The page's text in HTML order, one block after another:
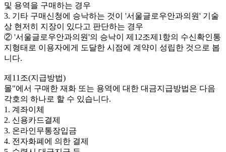
및 용역을 구매하는 경우
3. 기타 구매신청에 승낙하는 것이 '서울글로우안과의원' 기술
상 현저히 지장이 있다고 판단하는 경우
② '서울글로우안과의원'의 승낙이 제12조제1항의 수신확인통
지형태로 이용자에게 도달한 시점에 계약이 성립한 것으로 봅
니다.
제11조(지급방법)
몰"에서 구매한 재화 또는 용역에 대한 대금지급방법은 다음
각호의 하나로 할 수 있습니다.
1. 계좌이체
2. 신용카드결제
3. 온라인무통장입금
4. 전자화폐에 의한 결제